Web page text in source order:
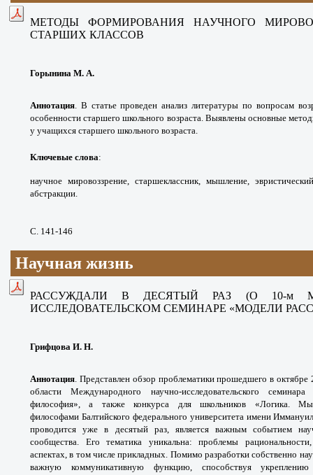
МЕТОДЫ ФОРМИРОВАНИЯ НАУЧНОГО
СТАРШИХ КЛАССОВ
Горынина М. А.
Аннотация. В статье проведен анализ литературы по вопросам
особенности старшего школьного возраста. Выявлены основные
у учащихся старшего школьного возраста.
Ключевые слова:
научное мировоззрение, старшеклассник, мышление,
абстракции.
С. 141-146
Научная жизнь
РАССУЖДАЛИ В ДЕСЯТЫЙ РАЗ (О 10-м
ИССЛЕДОВАТЕЛЬСКОМ СЕМИНАРЕ «МОДЕЛИ
Грифцова И. Н.
Аннотация. Представлен обзор проблематики прошедшего в октябре
области Международного научно-исследовательского
философия», а также конкурса для школьников «Логика.
философами Балтийского федерального университета имени
проводится уже в десятый раз, является важным событием
сообщества. Его тематика уникальна: проблемы
аспектах, в том числе прикладных. Помимо разработки собственно
важную коммуникативную функцию, способствуя укреплению